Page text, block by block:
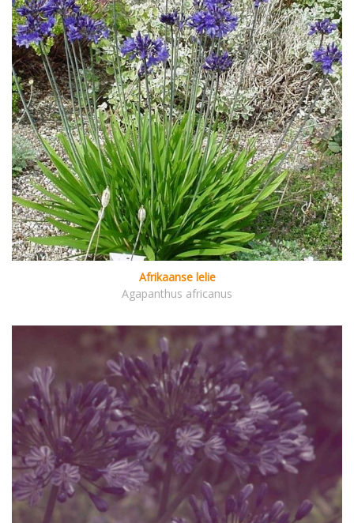
Afrikaanse lelie
Agapanthus africanus